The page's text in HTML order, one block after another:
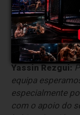
“Combater
Fight News
encontrar no
Yassin Rezgui:
equipa
especialmente
com o apoio do